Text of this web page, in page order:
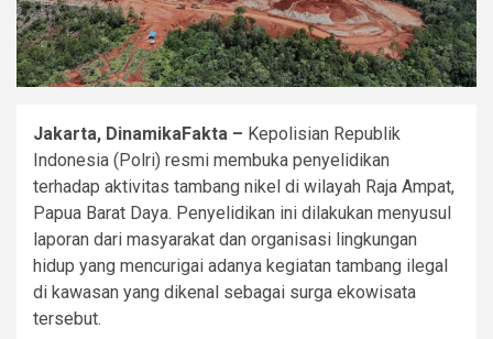
Jakarta, DinamikaFakta – Kepolisian Republik
Indonesia (Polri) resmi membuka penyelidikan
terhadap aktivitas tambang nikel di wilayah Raja Ampat,
Papua Barat Daya. Penyelidikan ini dilakukan menyusul
laporan dari masyarakat dan organisasi lingkungan
hidup yang mencurigai adanya kegiatan tambang ilegal
di kawasan yang dikenal sebagai surga ekowisata
tersebut.